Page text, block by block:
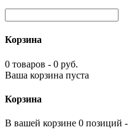
Корзина
0 товаров - 0 руб.
Ваша корзина пуста
Корзина
В вашей корзине 0 позиций -